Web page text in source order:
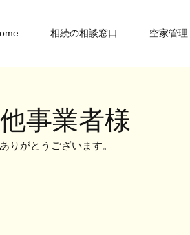
相続の相談窓口 空家管理
事業者様
りがとうございます。